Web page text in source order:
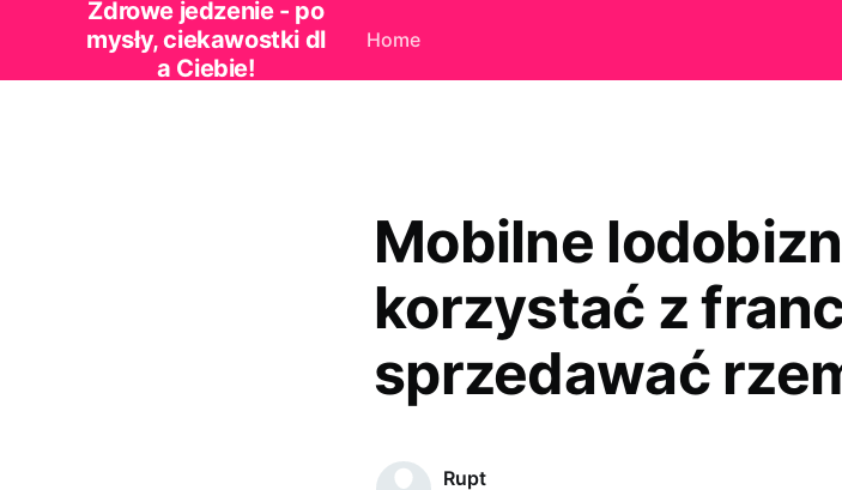
Zdrowe jedzenie - po
mysły, ciekawostki dl
a Ciebie!
Home
Mobilne
korzystać z
sprzedawać
Rupt